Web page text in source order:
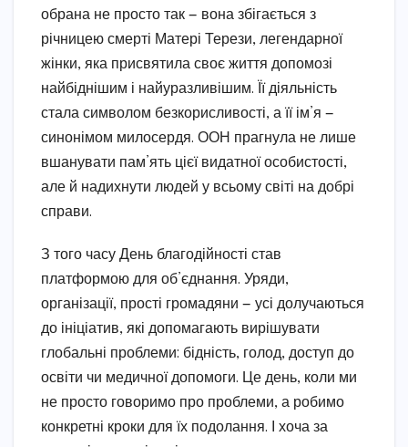
обрана не просто так — вона збігається з
річницею смерті Матері Терези, легендарної
жінки, яка присвятила своє життя допомозі
найбіднішим і найуразливішим. Її діяльність
стала символом безкорисливості, а її ім’я —
синонімом милосердя. ООН прагнула не лише
вшанувати пам’ять цієї видатної особистості,
але й надихнути людей у всьому світі на добрі
справи.
З того часу День благодійності став
платформою для об’єднання. Уряди,
організації, прості громадяни — усі долучаються
до ініціатив, які допомагають вирішувати
глобальні проблеми: бідність, голод, доступ до
освіти чи медичної допомоги. Це день, коли ми
не просто говоримо про проблеми, а робимо
конкретні кроки для їх подолання. І хоча за